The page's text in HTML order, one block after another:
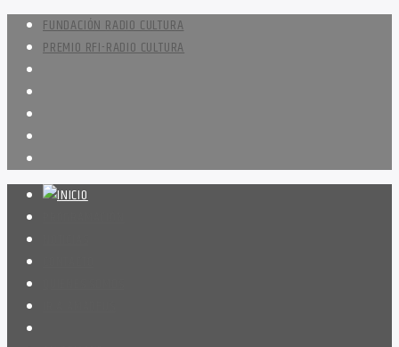
FUNDACIÓN RADIO CULTURA
PREMIO RFI-RADIO CULTURA